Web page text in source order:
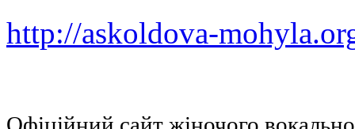
http://askoldova-